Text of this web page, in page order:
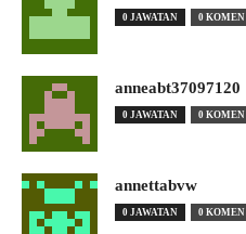
0 JAWATAN 0 KOMEN
anneabt37097120
0 JAWATAN 0 KOMEN
annettabvw
0 JAWATAN 0 KOMEN